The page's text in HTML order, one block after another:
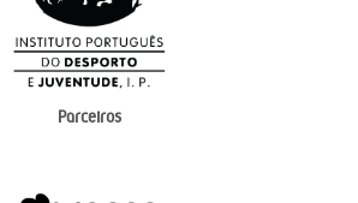
Parceiros